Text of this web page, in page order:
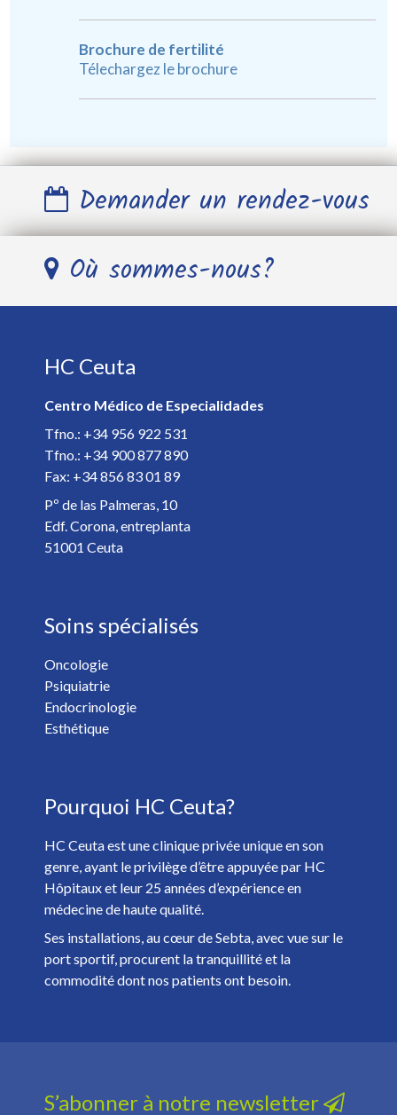
Brochure de fertilité
Télechargez le brochure
Demander un rendez-vous
Télephone *
E-mail *
Spécialiste *
Détails de votre rendez-vous *
Vous voulez recevoir les nouvelles de HC Hospitales? *
Oui
Non
Confidentialité. *
Où sommes-nous?
HC Ceuta
Centro Médico de Especialidades
Tfno.: +34 956 922 531
Tfno.: +34 900 877 890
Fax: +34 856 83 01 89
Pº de las Palmeras, 10
Edf. Corona, entreplanta
51001 Ceuta
Soins spécialisés
Oncologie
Psiquiatrie
Endocrinologie
Esthétique
Pourquoi HC Ceuta?
HC Ceuta est une clinique privée unique en son
genre, ayant le privilège d’être appuyée par HC
Hôpitaux et leur 25 années d’expérience en
médecine de haute qualité.
Ses installations, au cœur de Sebta, avec vue sur le
port sportif, procurent la tranquillité et la
commodité dont nos patients ont besoin.
S’abonner à notre newsletter